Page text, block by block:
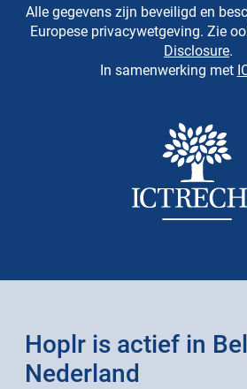
Alle gegevens zijn beveiligd en
Europese privacywetgeving. Zie
Disclosure.
In samenwerking met
Hoplr is actief in
Nederland